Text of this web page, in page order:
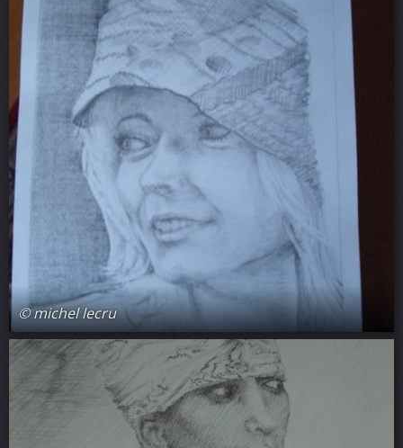
© michel lecru